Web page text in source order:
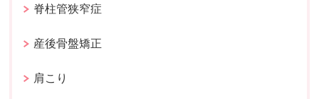
脊柱管狭窄症
産後骨盤矯正
肩こり